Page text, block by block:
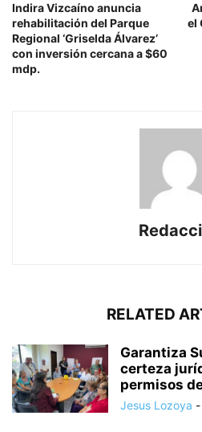
Indira Vizcaíno anuncia
rehabilitación del Parque
Regional ‘Griselda Álvarez’
con inversión cercana a $60
mdp.
el
RELATED
Garantiza
certeza
permisos
Jesus Lozoya -